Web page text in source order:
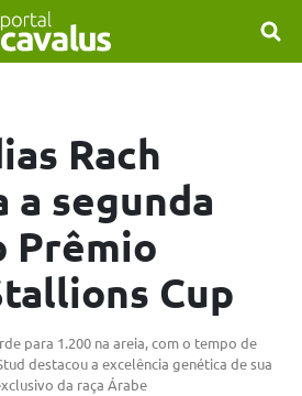
Rach
a segunda
Prêmio
Cup
para 1.200 na areia, com o tempo de
destacou a excelência genética de sua
da raça Árabe